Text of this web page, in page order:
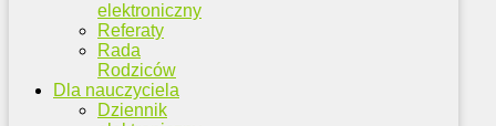
elektroniczny
Referaty
Rada
Rodziców
Dla nauczyciela
Dziennik